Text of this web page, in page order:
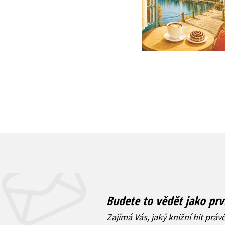
Do košíku
399 Kč
319 Kč
Budete to vědět jako
Zajímá Vás, jaký knižní hit